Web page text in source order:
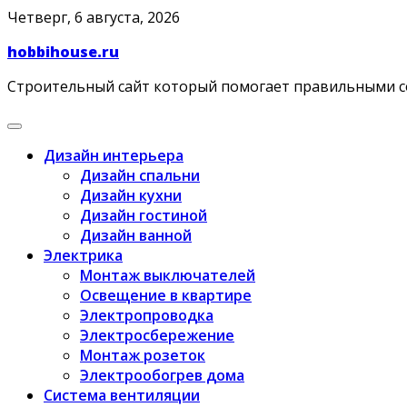
Skip
content
Четверг, 6 августа, 2026
hobbihouse.ru
Строительный сайт который помогает правильными
Дизайн интерьера
Дизайн спальни
Дизайн кухни
Дизайн гостиной
Дизайн ванной
Электрика
Монтаж выключателей
Освещение в квартире
Электропроводка
Электросбережение
Монтаж розеток
Электрообогрев дома
Система вентиляции